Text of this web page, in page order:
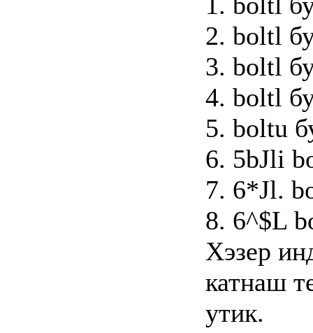
2. boltl
3. boltl
4. boltl
5. boltu
6. 5bJli
7. 6*Jl.
8. 6^$L
Хэзер
катнаш
утик.